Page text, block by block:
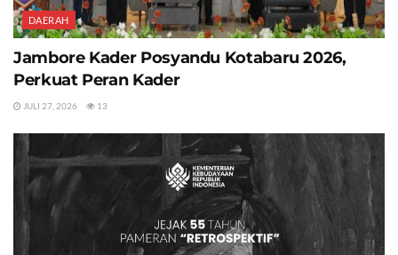
DAERAH
Jambore Kader Posyandu Kotabaru 2026,
Perkuat Peran Kader
JULI 27, 2026 13